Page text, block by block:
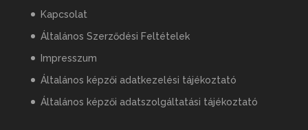
Kapcsolat
Általános Szerződési Feltételek
Impresszum
Általános képzői adatkezelési tájékoztató
Általános képzői adatszolgáltatási tájékoztató